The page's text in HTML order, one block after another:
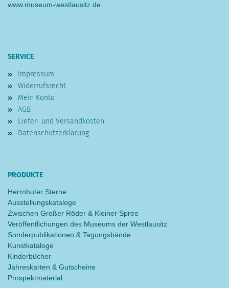
www.museum-westlausitz.de
SERVICE
Impressum
Widerrufsrecht
Mein Konto
AGB
Liefer- und Versandkosten
Datenschutzerklärung
PRODUKTE
Herrnhuter Sterne
Ausstellungskataloge
Zwischen Großer Röder & Kleiner Spree
Veröffentlichungen des Museums der Westlausitz
Sonderpublikationen & Tagungsbände
Kunstkataloge
Kinderbücher
Jahreskarten & Gutscheine
Prospektmaterial